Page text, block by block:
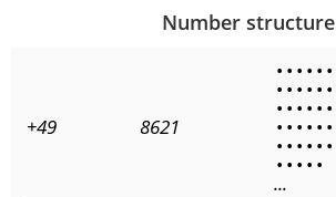
Number structure
+49 8621
• • • • • •
• • • • • •
• • • • • •
• • • • • •
• • • • • •
• • • • •
...